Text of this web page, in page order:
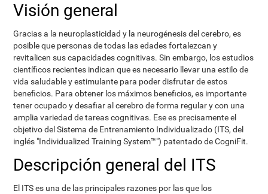
Visión general
Gracias a la neuroplasticidad y la neurogénesis del cerebro, es
posible que personas de todas las edades fortalezcan y
revitalicen sus capacidades cognitivas. Sin embargo, los estudios
científicos recientes indican que es necesario llevar una estilo de
vida saludable y estimulante para poder disfrutar de estos
beneficios. Para obtener los máximos beneficios, es importante
tener ocupado y desafiar al cerebro de forma regular y con una
amplia variedad de tareas cognitivas. Ese es precisamente el
objetivo del Sistema de Entrenamiento Individualizado (ITS, del
inglés "Individualized Training System™") patentado de CogniFit.
Descripción general del ITS
El ITS es una de las principales razones por las que los